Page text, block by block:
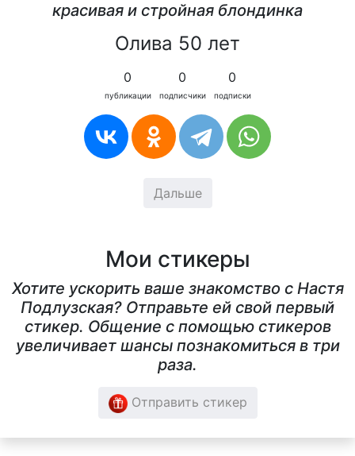
красивая и стройная блондинка
Олива 50 лет
0
публикации
0
подписчики
0
подписки
Дальше
Мои стикеры
Хотите ускорить ваше знакомство с Настя
Подлузская? Отправьте ей свой первый
стикер. Общение с помощью стикеров
увеличивает шансы познакомиться в три
раза.
Отправить стикер